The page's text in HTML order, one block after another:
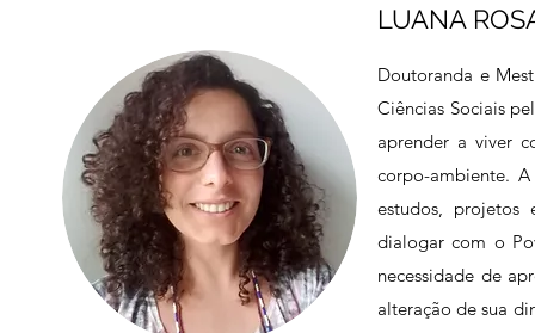
LUANA
Doutoranda e
Ciências Sociais
aprender a viver
corpo-ambiente.
estudos, projetos
dialogar com o
necessidade de
alteração de sua